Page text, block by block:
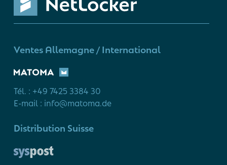
Ventes Allemagne / International
Tél. : +49 7425 3384 30
E-mail : info@matoma.de
Distribution Suisse